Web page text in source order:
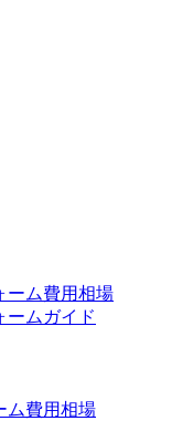
ーム費用相場
ームガイド
ム費用相場